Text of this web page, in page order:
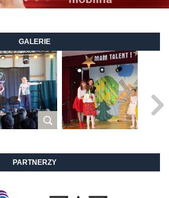
GALERIE
PARTNERZY